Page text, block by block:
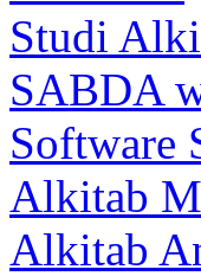
Studi
SABDA
Software
Alkitab
Alkitab